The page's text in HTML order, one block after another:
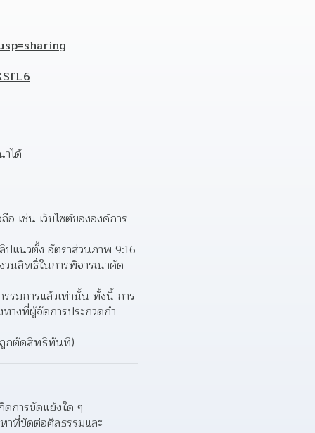
ได้
เช่น เว็บไซต์ขององค์การ
แนวตั้ง อัตราส่วนภาพ 9:16
วนสิทธิ์ในการพิจารณาคัด
รมการแล้วเท่านั้น ทั้งนี้ การ
ทางที่ผู้จัดการประกวดกํา
ถูกตัดสิทธิทันที)
การขัดแย้งใด ๆ
าที่ขัดต่อศีลธรรมและ